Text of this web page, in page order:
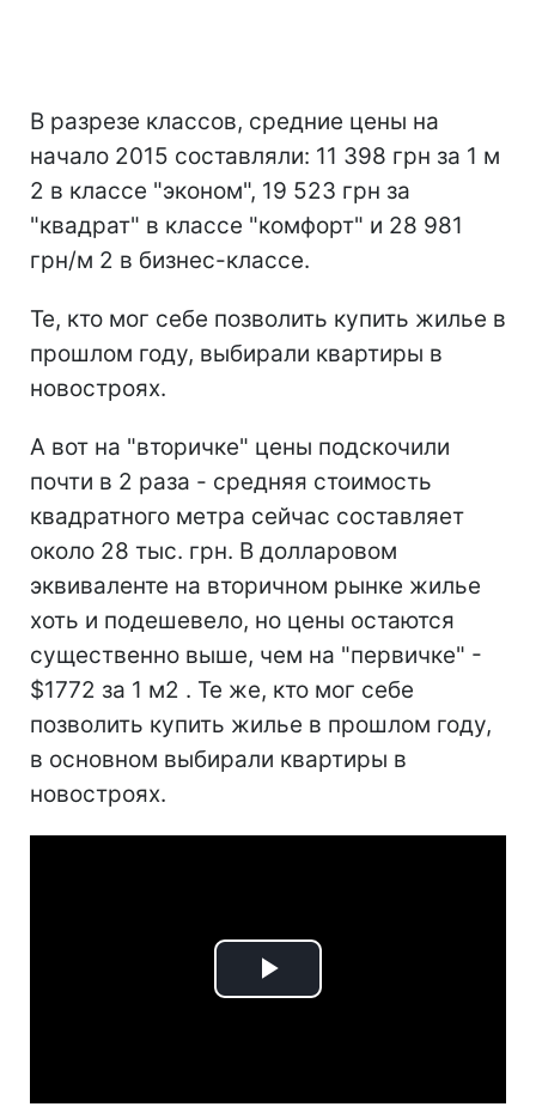
В разрезе классов, средние цены на
начало 2015 составляли: 11 398 грн за 1 м
2 в классе "эконом", 19 523 грн за
"квадрат" в классе "комфорт" и 28 981
грн/м 2 в бизнес-классе.
Те, кто мог себе позволить купить жилье в
прошлом году, выбирали квартиры в
новостроях.
А вот на "вторичке" цены подскочили
почти в 2 раза - средняя стоимость
квадратного метра сейчас составляет
около 28 тыс. грн. В долларовом
эквиваленте на вторичном рынке жилье
хоть и подешевело, но цены остаются
существенно выше, чем на "первичке" -
$1772 за 1 м2 . Те же, кто мог себе
позволить купить жилье в прошлом году,
в основном выбирали квартиры в
новостроях.
Play